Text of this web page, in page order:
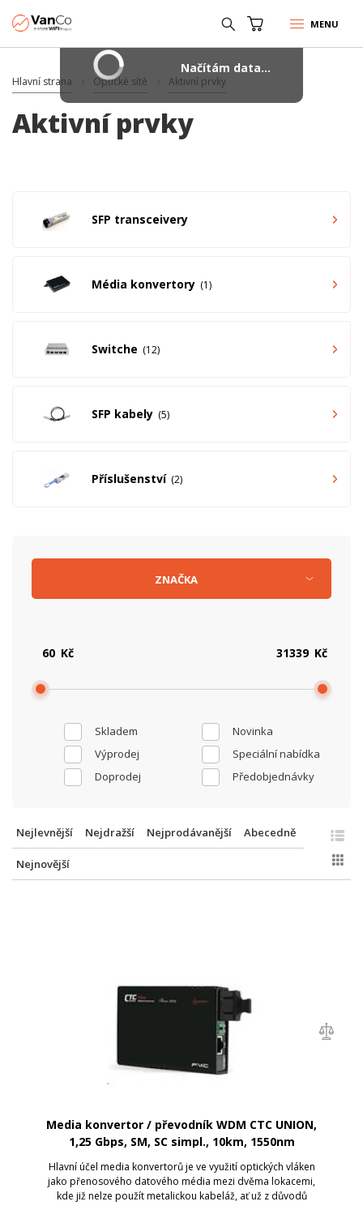
MENU
Hlavní strana Optické sítě Aktivní prvky
Aktivní prvky
SFP transceivery
Média konvertory 1
Switche 12
SFP kabely 5
Příslušenství 2
Skladem
Novinka
Výprodej
Speciální nabídka
Doprodej
Předobjednávky
Kč Kč
ZNAČKA
Nejlevnější Nejdražší Nejprodávanější Abecedně
Nejnovější
Media konvertor / převodník WDM CTC UNION,
1,25 Gbps, SM, SC simpl., 10km, 1550nm
Hlavní účel media konvertorů je ve využití optických vláken
jako přenosového datového média mezi dvěma lokacemi,
kde již nelze použít metalickou kabeláž, ať už z důvodů
Načítám data...